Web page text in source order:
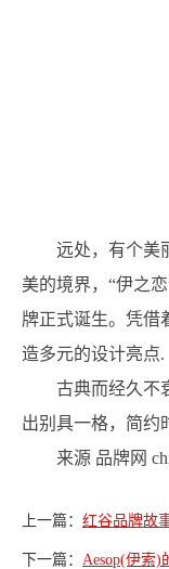
远处，有个美
美的境界，“伊之
牌正式诞生。凭借
造多元的设计亮点.
古典而经久不
出别具一格，简约
来源 品牌网
上一篇： 红谷品牌故
下一篇： Aesop(伊索)